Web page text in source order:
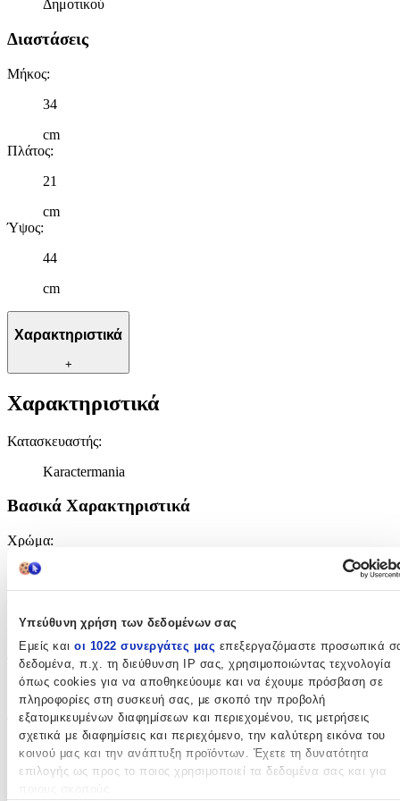
Υπεύθυνη χρήση των δεδομένων σας
Εμείς και οι 1022 συνεργάτες μας επεξεργαζόμαστε προσωπικά
δεδομένα, π.χ. τη διεύθυνση IP σας, χρησιμοποιώντας τεχνολογία
όπως cookies για να αποθηκεύουμε και να έχουμε πρόσβαση σε
πληροφορίες στη συσκευή σας, με σκοπό την προβολή
εξατομικευμένων διαφημίσεων και περιεχομένου, τις μετρήσεις
σχετικά με διαφημίσεις και περιεχόμενο, την καλύτερη εικόνα του
κοινού μας και την ανάπτυξη προϊόντων. Έχετε τη δυνατότητα
επιλογής ως προς το ποιος χρησιμοποιεί τα δεδομένα σας και για
Δημοτικού
Διαστάσεις
Μήκος:
34
cm
Πλάτος:
21
cm
Ύψος:
44
cm
Χαρακτηριστικά
+
Χαρακτηριστικά
Κατασκευαστής:
Karactermania
Βασικά Χαρακτηριστικά
Χρώμα:
Κορίτσι
Τύπος:
Πλάτης
Τάξη:
Δημοτικού